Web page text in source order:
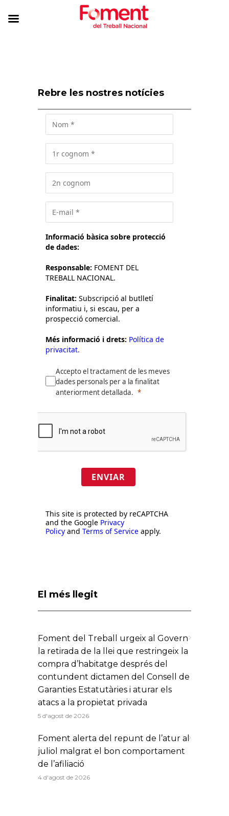
Rebre les nostres notícies
Informació bàsica sobre protecció
de dades:
Responsable: FOMENT DEL
TREBALL NACIONAL.
Finalitat: Subscripció al butlletí
informatiu i, si escau, per a
prospecció comercial.
Més informació i drets: Política de
privacitat.
Accepto el tractament de les meves
dades personals per a la finalitat
anteriorment detallada.
ENVIAR
This site is protected by reCAPTCHA
and the Google Privacy
Policy and Terms of Service apply.
El més llegit
Foment del Treball urgeix al Govern
la retirada de la llei que restringeix la
compra d’habitatge després del
contundent dictamen del Consell de
Garanties Estatutàries i aturar els
atacs a la propietat privada
5 d'agost de 2026
Foment alerta del repunt de l’atur al
juliol malgrat el bon comportament
de l’afiliació
4 d'agost de 2026